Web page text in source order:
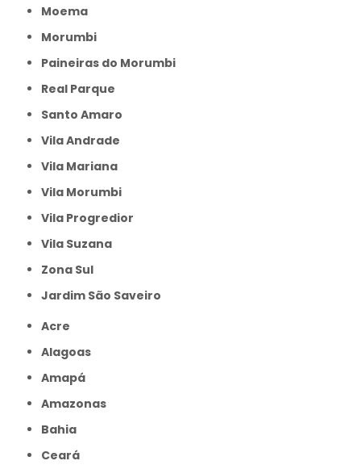
Moema
Morumbi
Paineiras do Morumbi
Real Parque
Santo Amaro
Vila Andrade
Vila Mariana
Vila Morumbi
Vila Progredior
Vila Suzana
Zona Sul
jardim São Saveiro
Acre
Alagoas
Amapá
Amazonas
Bahia
Ceará